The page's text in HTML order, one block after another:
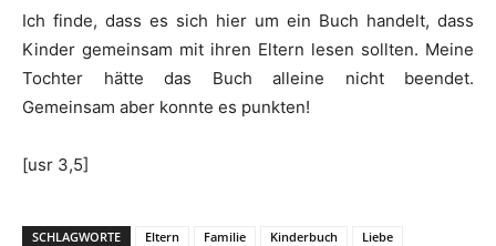
Ich finde, dass es sich hier um ein Buch handelt, dass
Kinder gemeinsam mit ihren Eltern lesen sollten. Meine
Tochter hätte das Buch alleine nicht beendet.
Gemeinsam aber konnte es punkten!
[usr 3,5]
SCHLAGWORTE Eltern Familie Kinderbuch
Liebe